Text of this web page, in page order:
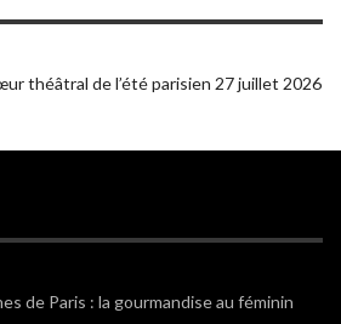
théâtral de l’été parisien 27 juillet 2026
de Paris : la gourmandise au féminin